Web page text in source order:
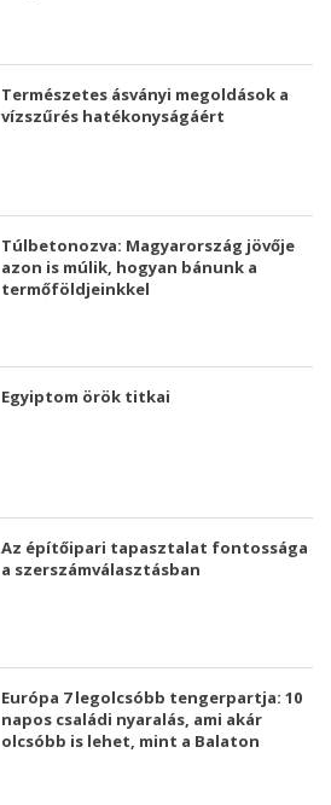
Természetes ásványi megoldások a
vízszűrés hatékonyságáért
Túlbetonozva: Magyarország jövője
azon is múlik, hogyan bánunk a
termőföldjeinkkel
Egyiptom örök titkai
Az építőipari tapasztalat fontossága
a szerszámválasztásban
Európa 7 legolcsóbb tengerpartja: 10
napos családi nyaralás, ami akár
olcsóbb is lehet, mint a Balaton